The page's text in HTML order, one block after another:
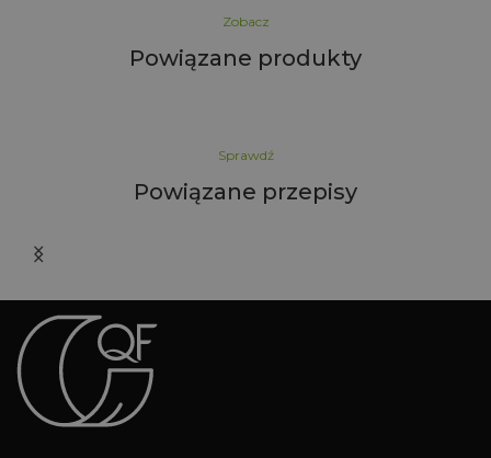
Zobacz
Powiązane produkty
Sprawdź
Powiązane przepisy